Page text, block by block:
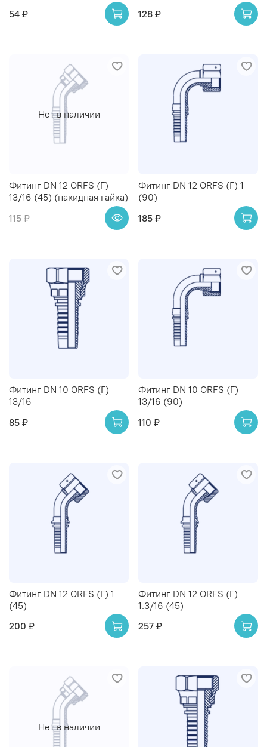
54 ₽
128 ₽
Нет в наличии
Фитинг DN 12 ORFS (Г)
13/16 (45) (накидная гайка)
115 ₽
Фитинг DN 12 ORFS (Г) 1
(90)
185 ₽
Фитинг DN 10 ORFS (Г)
13/16
85 ₽
Фитинг DN 10 ORFS (Г)
13/16 (90)
110 ₽
Фитинг DN 12 ORFS (Г) 1
(45)
200 ₽
Фитинг DN 12 ORFS (Г)
1.3/16 (45)
257 ₽
Нет в наличии